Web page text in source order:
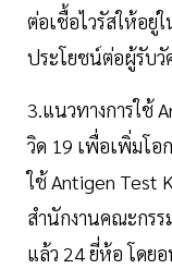
ต่อเชื้อไวรัสให้อยู่
ประโยชน์ต่อผู้รับ
3.แนวทางการใช้
วิด 19 เพื่อเพิ่มโอ
ใช้ Antigen Test
สำนักงานคณะกร
แล้ว 24 ยี่ห้อ โดย